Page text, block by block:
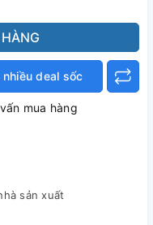
nhiều deal sốc
mua hàng
sản xuất